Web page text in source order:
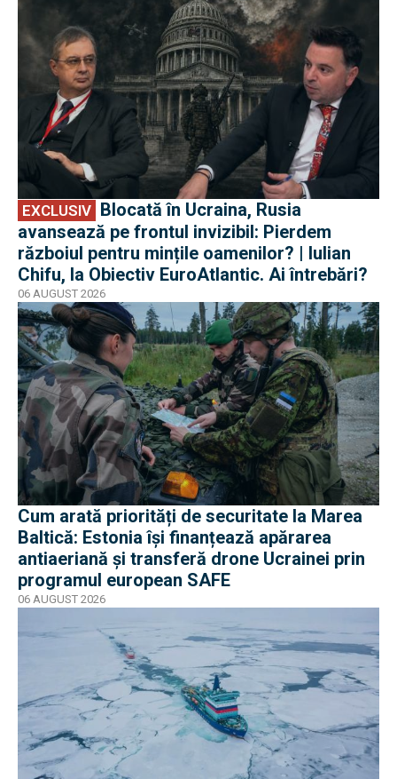
EXCLUSIV
avansează pe frontul invizibil: Pierdem
războiul pentru mințile oamenilor? | Iulian
Chifu, la Obiectiv EuroAtlantic. Ai întrebări?
06 AUGUST 2026
Cum arată priorități de securitate la Marea
Baltică: Estonia își finanțează apărarea
antiaeriană și transferă drone Ucrainei prin
programul european SAFE
06 AUGUST 2026